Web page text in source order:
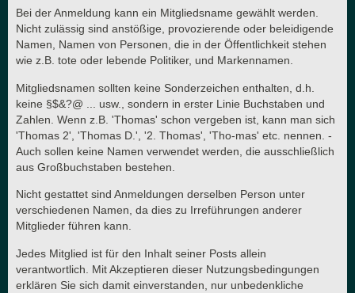
Bei der Anmeldung kann ein Mitgliedsname gewählt werden.
Nicht zulässig sind anstößige, provozierende oder beleidigende
Namen, Namen von Personen, die in der Öffentlichkeit stehen
wie z.B. tote oder lebende Politiker, und Markennamen.
Mitgliedsnamen sollten keine Sonderzeichen enthalten, d.h.
keine §$&?@ ... usw., sondern in erster Linie Buchstaben und
Zahlen. Wenn z.B. 'Thomas' schon vergeben ist, kann man sich
'Thomas 2', 'Thomas D.', '2. Thomas', 'Tho-mas' etc. nennen. -
Auch sollen keine Namen verwendet werden, die ausschließlich
aus Großbuchstaben bestehen.
Nicht gestattet sind Anmeldungen derselben Person unter
verschiedenen Namen, da dies zu Irreführungen anderer
Mitglieder führen kann.
Jedes Mitglied ist für den Inhalt seiner Posts allein
verantwortlich. Mit Akzeptieren dieser Nutzungsbedingungen
erklären Sie sich damit einverstanden, nur unbedenkliche